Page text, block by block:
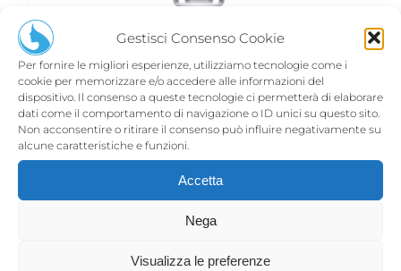
Gestisci Consenso Cookie
Per fornire le migliori esperienze, utilizziamo tecnologie come i
cookie per memorizzare e/o accedere alle informazioni del
dispositivo. Il consenso a queste tecnologie ci permetterà di elaborare
dati come il comportamento di navigazione o ID unici su questo sito.
Non acconsentire o ritirare il consenso può influire negativamente su
alcune caratteristiche e funzioni.
Accetta
Nega
Visualizza le preferenze
PEELING RESURFAÇANT
€39,00
Aggiungi al carrello